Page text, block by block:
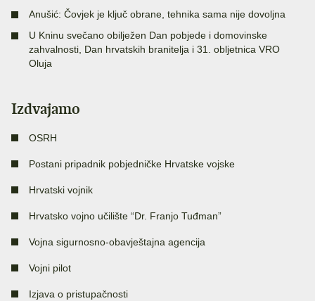
Anušić: Čovjek je ključ obrane, tehnika sama nije dovoljna
U Kninu svečano obilježen Dan pobjede i domovinske
zahvalnosti, Dan hrvatskih branitelja i 31. obljetnica VRO
Oluja
Izdvajamo
OSRH
Postani pripadnik pobjedničke Hrvatske vojske
Hrvatski vojnik
Hrvatsko vojno učilište “Dr. Franjo Tuđman”
Vojna sigurnosno-obavještajna agencija
Vojni pilot
Izjava o pristupačnosti